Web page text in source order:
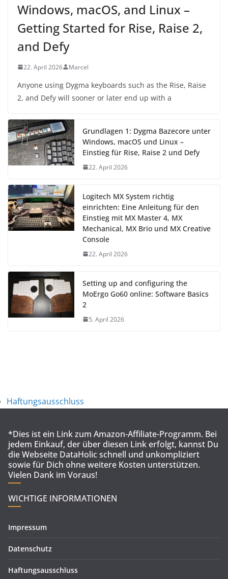
Windows, macOS, and Linux –
Getting Started for Rise, Raise 2,
and Defy
22. April 2026 Marcel
Anyone using Dygma keyboards such as the Rise, Raise
2, and Defy will sooner or later end up with a
Grundlagen 1: Dygma Bazecore unter
Windows, macOS und Linux –
Einstieg für Rise, Raise 2 und Defy
22. April 2026
Logitech MX System richtig
einrichten: Eine Anleitung für den
Einstieg mit MX Master 4, MX
Mechanical, MX Brio und MX Creative
Console
22. April 2026
Setting up and configuring the
MoErgo Go60 online: Software Basics
2
5. April 2026
Haftungsausschluss
*Dies ist ein Link zum Amazon-Affiliate-Programm. Bei
jedem Einkauf, der über diesen Link erfolgt, kannst Du
die Webseite DataHolic schnell und unkompliziert
sowie für Dich ohne weitere Kosten unterstützen.
Vielen Dank im Voraus!
WICHTIGE INFORMATIONEN
Impressum
Datenschutz
Haftungsausschluss